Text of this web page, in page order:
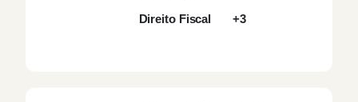
Direito Fiscal
+3